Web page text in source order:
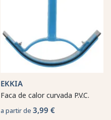
EKKIA
Faca de calor curvada P.V.C.
a partir de 3,99 €